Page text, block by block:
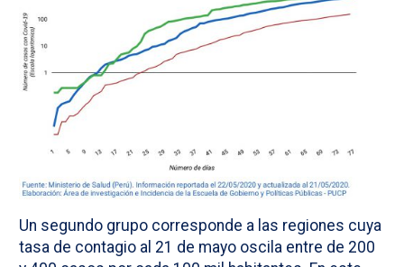
Un segundo grupo corresponde a las regiones cuya
tasa de contagio al 21 de mayo oscila entre de 200